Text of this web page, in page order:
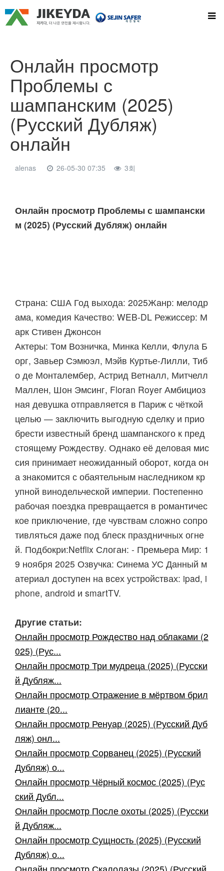
Онлайн просмотр
Проблемы с
шампанским (2025)
(Русский Дубляж)
онлайн
alenas 26-05-30 07:35 3회
본문
Онлайн просмотр Проблемы с шампански
м (2025) (Русский Дубляж) онлайн
Страна: США Год выхода: 2025Жанр: мелодр
ама, комедия Качество: WEB-DL Режиссер: М
арк Стивен Джонсон
Актеры: Том Возничка, Минка Келли, Флула Б
орг, Завьер Сэмюэл, Мэйв Куртье-Лилли, Тиб
о де Монталембер, Астрид Ветналл, Митчелл
Маллен, Шон Эмсинг, Floran Royer Амбициоз
ная девушка отправляется в Париж с чёткой
целью — заключить выгодную сделку и прио
брести известный бренд шампанского к пред
стоящему Рождеству. Однако её деловая мис
сия принимает неожиданный оборот, когда он
а знакомится с обаятельным наследником кр
упной винодельческой империи. Постепенно
рабочая поездка превращается в романтичес
кое приключение, где чувствам сложно сопро
тивляться даже под блеск праздничных огне
й. Подбокри:Netflix Слоган: - Премьера Мир: 1
9 ноября 2025 Озвучка: Синема УС Данный м
атериал доступен на всех устройствах: ipad, i
phone, android и smartTV.
Другие статьи:
Онлайн просмотр Рождество над облаками (2
025) (Рус...
Онлайн просмотр Три мудреца (2025) (Русски
й Дубляж...
Онлайн просмотр Отражение в мёртвом брил
лианте (20...
Онлайн просмотр Ренуар (2025) (Русский Дуб
ляж) онл...
Онлайн просмотр Сорванец (2025) (Русский
Дубляж) о...
Онлайн просмотр Чёрный космос (2025) (Рус
ский Дубл...
Онлайн просмотр После охоты (2025) (Русски
й Дубляж...
Онлайн просмотр Сущность (2025) (Русский
Дубляж) о...